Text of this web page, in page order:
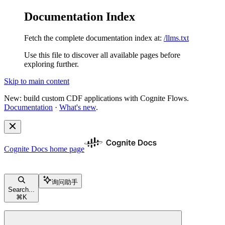
Documentation Index
Fetch the complete documentation index at: /llms.txt
Use this file to discover all available pages before
exploring further.
Skip to main content
New: build custom CDF applications with Cognite Flows.
Documentation · What's new.
Cognite Docs home page
Search...
⌘ K
询问助手